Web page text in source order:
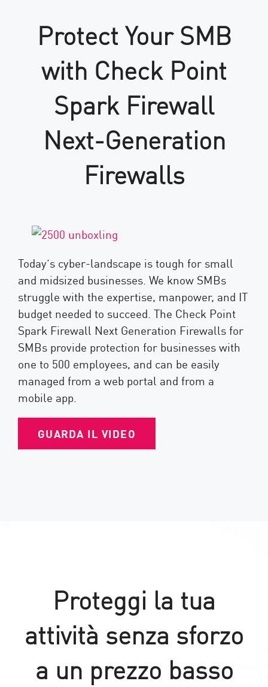
Protect Your SMB
with Check Point
Spark Firewall
Next-Generation
Firewalls
Today’s cyber-landscape is tough for small
and midsized businesses. We know SMBs
struggle with the expertise, manpower, and IT
budget needed to succeed. The Check Point
Spark Firewall Next Generation Firewalls for
SMBs provide protection for businesses with
one to 500 employees, and can be easily
managed from a web portal and from a
mobile app.
GUARDA IL VIDEO
Proteggi la tua
attività senza sforzo
a un prezzo basso